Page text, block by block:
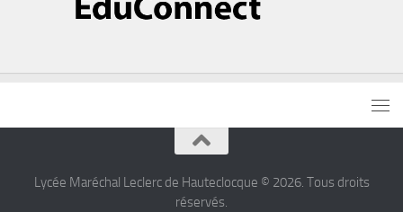
Lycée Maréchal Leclerc de Hauteclocque © 2026. Tous droits
réservés.